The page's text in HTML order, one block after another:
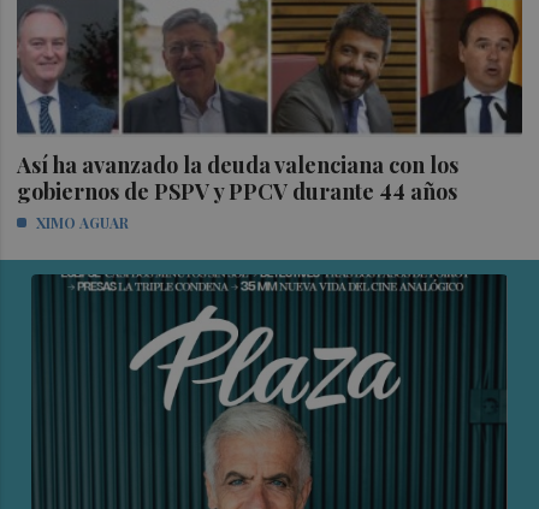
Así ha avanzado la deuda valenciana con los
gobiernos de PSPV y PPCV durante 44 años
XIMO AGUAR